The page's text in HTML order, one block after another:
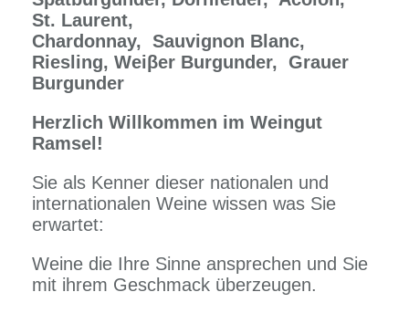
St. Laurent,
Chardonnay, Sauvignon Blanc,
Riesling, Weiβer Burgunder,
Grauer
Burgunder
Herzlich Willkommen im Weingut
Ramsel!
Sie als Kenner dieser nationalen und
internationalen Weine wissen was Sie
erwartet:
Weine die Ihre Sinne ansprechen und Sie
mit ihrem Geschmack überzeugen.